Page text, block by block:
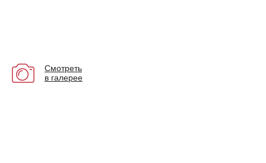
Смотреть
в галерее